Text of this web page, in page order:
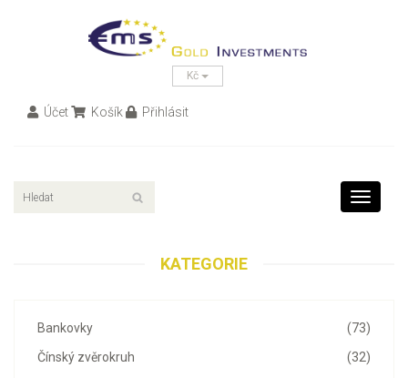
Kč
Účet Košík Přihlásit
Toggle
KATEGORIE
(73)
Bankovky
(32)
Čínský zvěrokruh